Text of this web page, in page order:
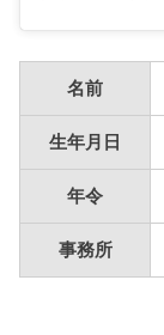
名前
生年月日
年令
事務所